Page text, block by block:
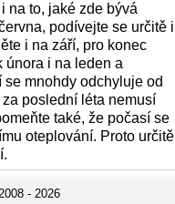
na to, jaké zde bývá
podívejte se určitě i
i na září, pro konec
února i na leden a
mnohdy odchyluje od
poslední léta nemusí
také, že počasí se
oteplování. Proto určitě
- 2026